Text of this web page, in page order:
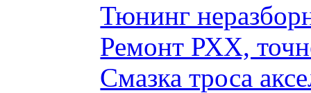
Тюнинг
Ремонт РХХ,
Смазка троса